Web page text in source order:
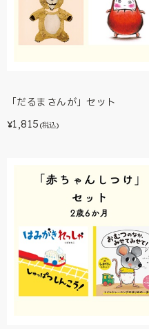
「だるまさんが」セット
¥1,815 (税込)